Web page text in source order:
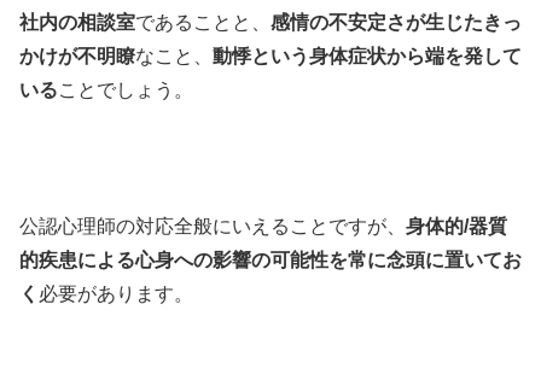
社内の相談室であることと、 感情の不安定さが生じたきっ
かけが不明瞭なこと、 動悸という身体症状から端を発して
いることでしょう。
公認心理師の対応全般にいえることですが、 身体的/器質
的疾患による心身への影響の可能性を常に念頭に置いてお
く 必要があります。